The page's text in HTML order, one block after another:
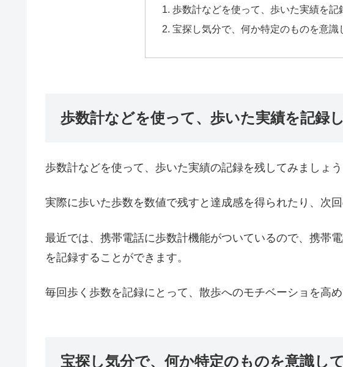
歩数計などを使って、歩いた実績を記
宝探し気分で、何か特定のものを意識
歩数計などを使って、歩いた実績を記録
歩数計などを使って、歩いた実績の記録を残してみましょう
実際に歩いた歩数を数値で残すと達成感を得られたり、次
最近では、携帯電話に歩数計機能がついているので、携帯
を記録することができます。
毎回歩く歩数を記録にとって、散歩へのモチベーショを高め
宝探し気分で、何か特定のものを意識し